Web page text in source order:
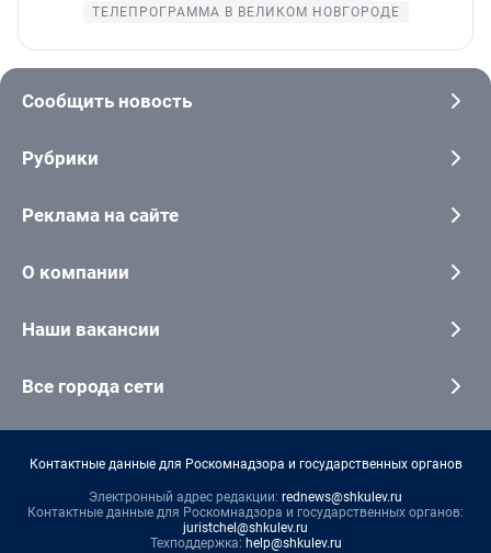
ТЕЛЕПРОГРАММА В ВЕЛИКОМ НОВГОРОДЕ
Сообщить новость
Рубрики
Реклама на сайте
О компании
Наши вакансии
Все города сети
Контактные данные для Роскомнадзора и государственных органов
Электронный адрес редакции: rednews@shkulev.ru
Контактные данные для Роскомнадзора и государственных органов:
juristchel@shkulev.ru
Техподдержка: help@shkulev.ru